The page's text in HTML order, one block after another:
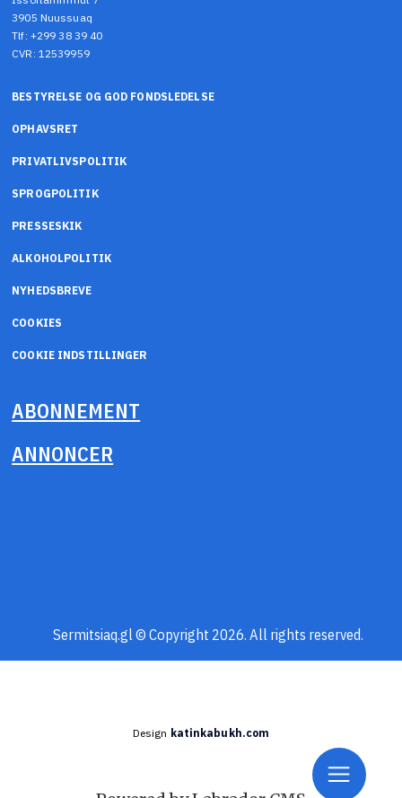
3905 Nuussuaq
Tlf: +299 38 39 40
CVR: 12539959
BESTYRELSE OG GOD FONDSLEDELSE
OPHAVSRET
PRIVATLIVSPOLITIK
SPROGPOLITIK
PRESSESKIK
ALKOHOLPOLITIK
NYHEDSBREVE
COOKIES
COOKIE INDSTILLINGER
ABONNEMENT
ANNONCER
Sermitsiaq.gl © Copyright 2026. All rights reserved.
Design katinkabukh.com